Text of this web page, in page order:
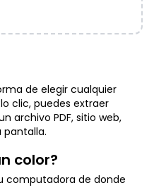
de elegir cualquier
clic, puedes extraer
archivo PDF, sitio web,
pantalla.
color?
computadora de donde